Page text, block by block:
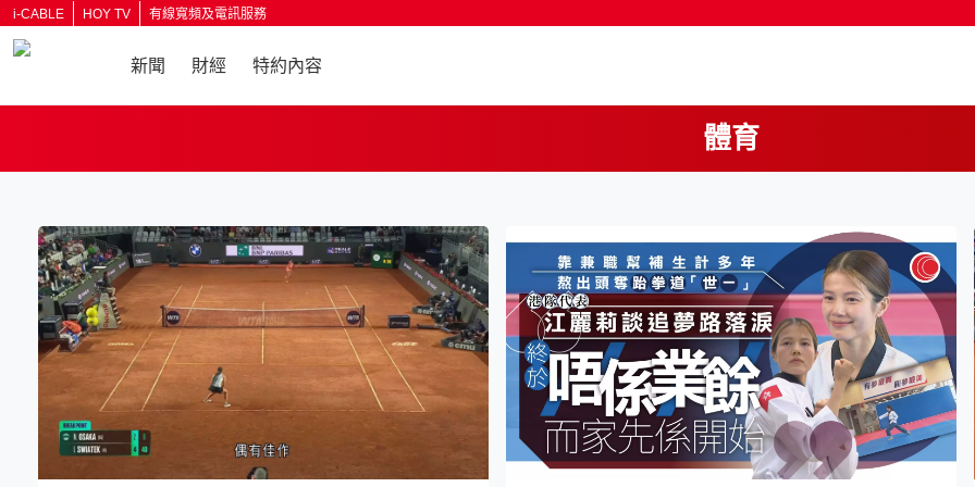
i-CABLE HOY TV 有線寬頻及電訊服務
新聞 財經 特約內容
體育
按輸入鍵開始搜尋